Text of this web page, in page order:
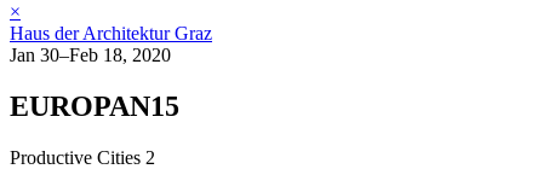
×
Haus der Architektur Graz
Jan 30–Feb 18, 2020
EUROPAN15
Productive Cities 2